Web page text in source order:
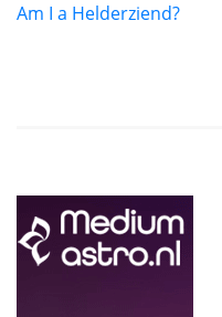
Am I a Helderziend?